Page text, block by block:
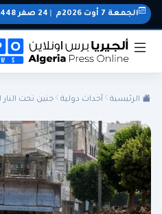
الجمعة 7 أوت 2026م 24 صفر 1448 هـ
الرئيسية أحداث دولية جنين تحت النار لليوم الـ78: